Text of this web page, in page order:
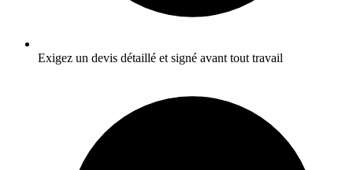
Exigez un devis détaillé et signé avant tout travail